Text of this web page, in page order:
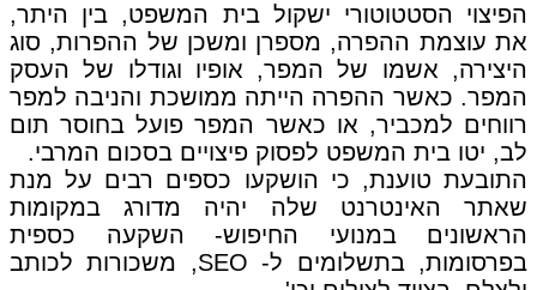
הפיצוי הסטטוטורי ישקול בית המשפט, בין היתר,
את עוצמת ההפרה, מספרן ומשכן של ההפרות, סוג
היצירה, אשמו של המפר, אופיו וגודלו של העסק
המפר. כאשר ההפרה הייתה ממושכת והניבה למפר
רווחים למכביר, או כאשר המפר פועל בחוסר תום
לב, יטו בית המשפט לפסוק פיצויים בסכום המרבי.
התובעת טוענת, כי הושקעו כספים רבים על מנת
שאתר האינטרנט שלה יהיה מדורג במקומות
הראשונים במנועי החיפוש- השקעה כספית
בפרסומות, בתשלומים ל- SEO, משכורות לכותב